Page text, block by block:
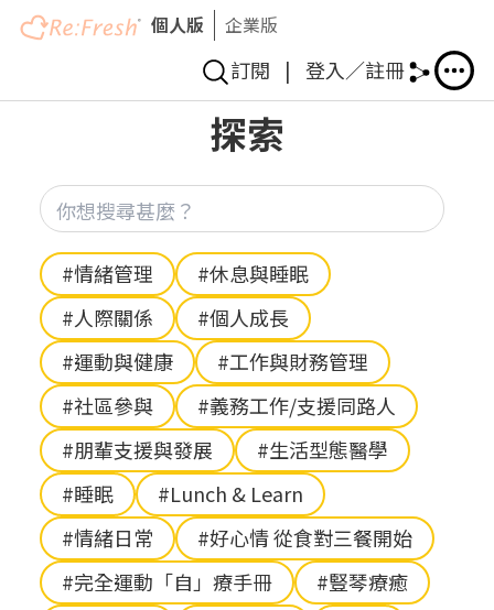
移
個人版 企業版
訂閱 | 登入／註冊
探索
Hashtag
#情緒管理
#休息與睡眠
#人際關係
#個人成長
#運動與健康
#工作與財務管理
#社區參與
#義務工作/支援同路人
#朋輩支援與發展
#生活型態醫學
#睡眠
#Lunch & Learn
#情緒日常
#好心情 從食對三餐開始
#完全運動「自」療手冊
#豎琴療癒